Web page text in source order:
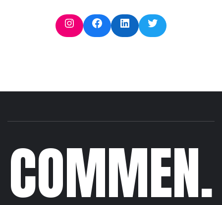
InstagramFacebookLinkedInTwitter
COMMEN.